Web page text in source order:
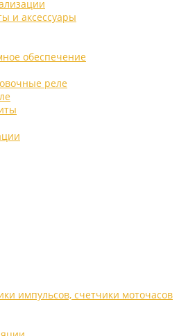
и аксессуары
обеспечение
реле
импульсов, счетчики моточасов